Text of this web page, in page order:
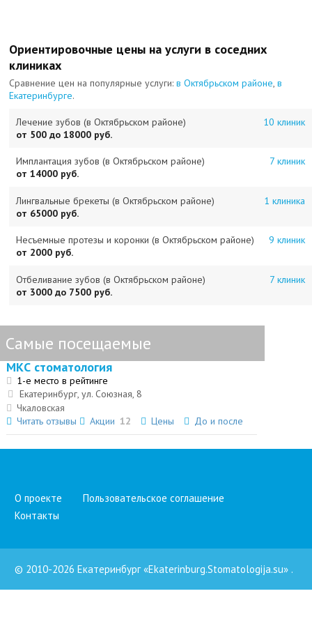
Ориентировочные цены на услуги в соседних
клиниках
Сравнение цен на популярные услуги:в Октябрьском районе,в
Екатеринбурге.
Лечение зубов (в Октябрьском районе)
10 клиник
от 500 до 18000 руб.
Имплантация зубов (в Октябрьском районе)
7 клиник
от 14000 руб.
Лингвальные брекеты (в Октябрьском районе)
1 клиника
от 65000 руб.
Несъемные протезы и коронки (в Октябрьском районе)
9 клиник
от 2000 руб.
Отбеливание зубов (в Октябрьском районе)
7 клиник
от 3000 до 7500 руб.
Самые посещаемые
МКС стоматология
1-е место в рейтинге
Екатеринбург, ул. Союзная, 8
Чкаловская
Читать отзывы
Акции 12 Цены До и после
О проекте
Пользовательское соглашение
Контакты
© 2010-2026 Екатеринбург «Ekaterinburg.Stomatologija.su» .